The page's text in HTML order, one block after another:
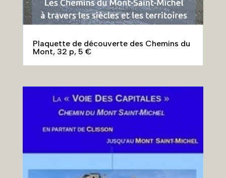
Plaquette de découverte des Chemins du
Mont, 32 p, 5 €